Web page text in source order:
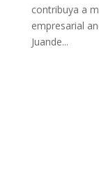
contribuya a
empresarial
Juande...